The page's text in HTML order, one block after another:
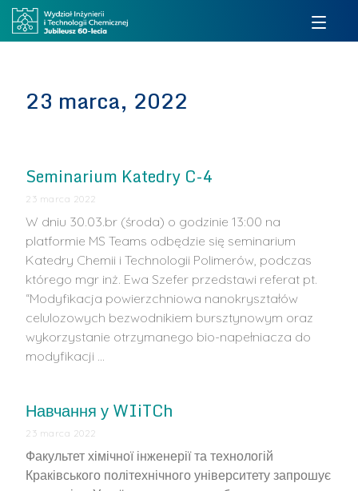
23 marca, 2022
Seminarium Katedry C-4
23 marca 2022
W dniu 30.03.br (środa) o godzinie 13:00 na
platformie MS Teams odbędzie się seminarium
Katedry Chemii i Technologii Polimerów, podczas
którego mgr inż. Ewa Szefer przedstawi referat pt.
“Modyfikacja powierzchniowa nanokryształów
celulozowych bezwodnikiem bursztynowym oraz
wykorzystanie otrzymanego bio-napełniacza do
modyfikacji …
Навчання у WIiTCh
23 marca 2022
Факультет хімічної інженерії та технологій
Краківського політехнічного університету запрошує